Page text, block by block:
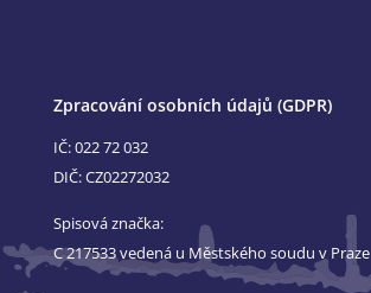
Zpracování osobních údajů (GDPR)
IČ: 022 72 032
DIČ: CZ02272032
Spisová značka:
C 217533 vedená u Městského soudu v Praze